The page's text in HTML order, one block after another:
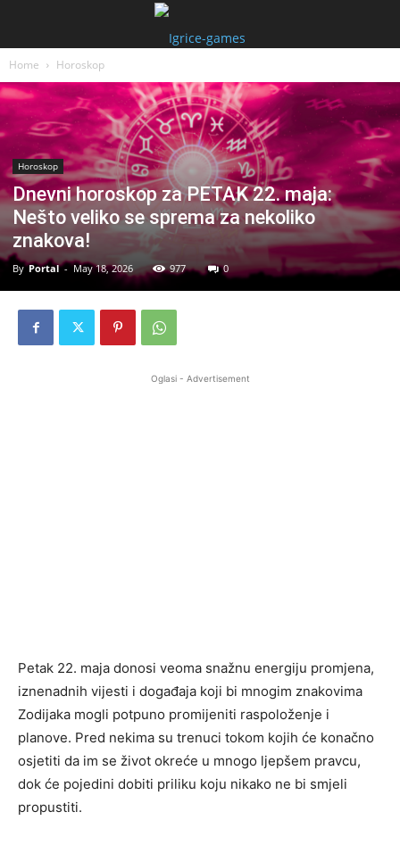
Home Horoskop
Horoskop
Dnevni horoskop za PETAK 22. maja:
Nešto veliko se sprema za nekoliko
znakova!
By Portal - May 18, 2026 977 0
Oglasi - Advertisement
Petak 22. maja donosi veoma snažnu energiju promjena,
iznenadnih vijesti i događaja koji bi mnogim znakovima
Zodijaka mogli potpuno promijeniti raspoloženje i
planove. Pred nekima su trenuci tokom kojih će konačno
osjetiti da im se život okreće u mnogo ljepšem pravcu,
dok će pojedini dobiti priliku koju nikako ne bi smjeli
propustiti.